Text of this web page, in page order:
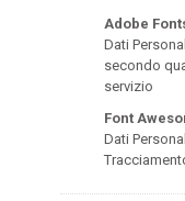
Adobe
Dati
secondo
servizio
Font
Dati